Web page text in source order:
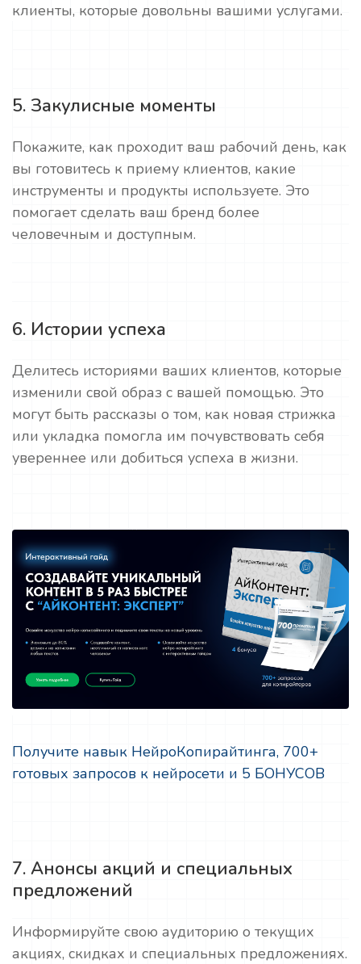
клиенты, которые довольны вашими услугами.
5. Закулисные моменты
Покажите, как проходит ваш рабочий день, как
вы готовитесь к приему клиентов, какие
инструменты и продукты используете. Это
помогает сделать ваш бренд более
человечным и доступным.
6. Истории успеха
Делитесь историями ваших клиентов, которые
изменили свой образ с вашей помощью. Это
могут быть рассказы о том, как новая стрижка
или укладка помогла им почувствовать себя
увереннее или добиться успеха в жизни.
Получите навык НейроКопирайтинга, 700+
готовых запросов к нейросети и 5 БОНУСОВ
7. Анонсы акций и специальных
предложений
Информируйте свою аудиторию о текущих
акциях, скидках и специальных предложениях.